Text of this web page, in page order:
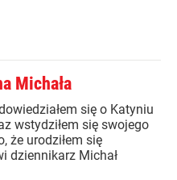
Michała
się o Katyniu
wstydziłem się swojego
że urodziłem się
dziennikarz Michał